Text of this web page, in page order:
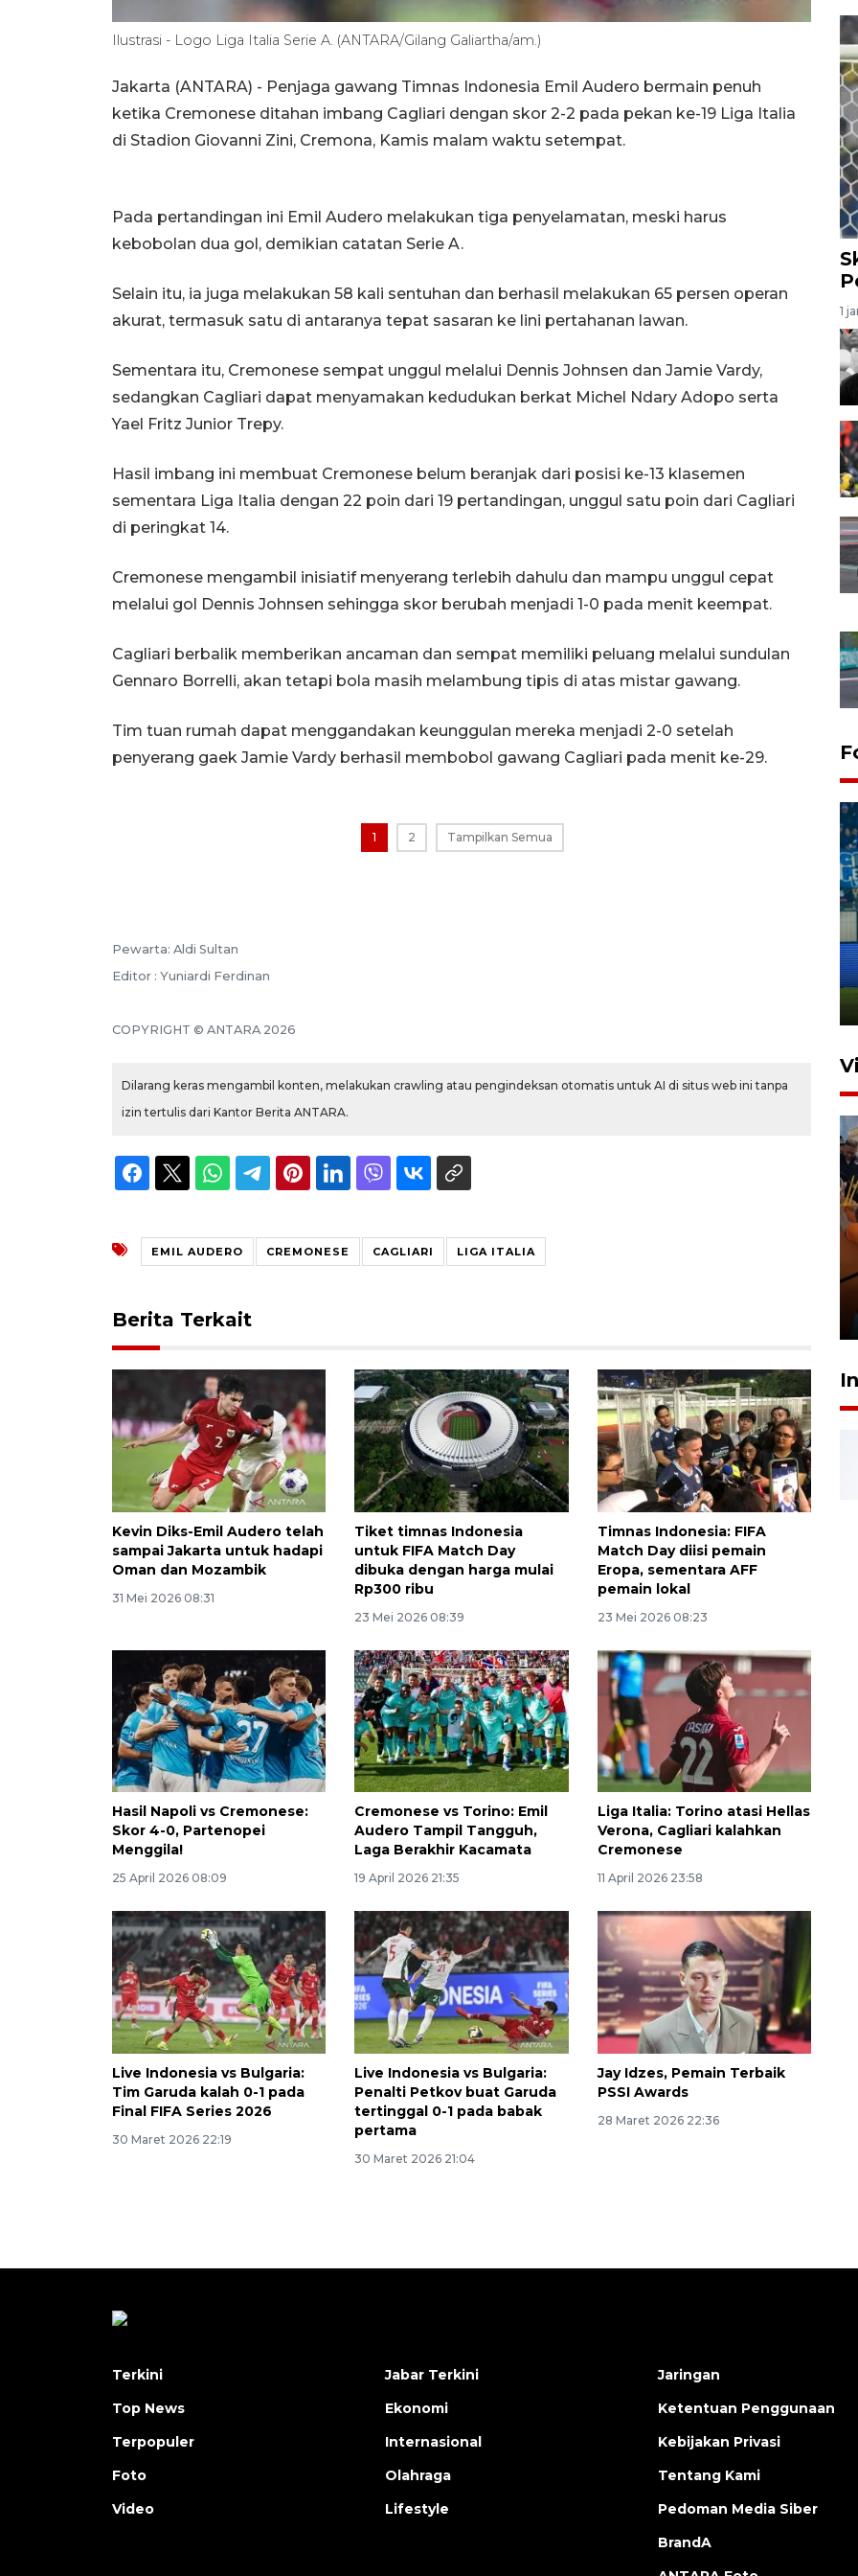
Ilustrasi - Logo Liga Italia Serie A. (ANTARA/Gilang Galiartha/am.)
Jakarta (ANTARA) - Penjaga gawang Timnas Indonesia Emil Audero bermain penuh
ketika Cremonese ditahan imbang Cagliari dengan skor 2-2 pada pekan ke-19 Liga Italia
di Stadion Giovanni Zini, Cremona, Kamis malam waktu setempat.
Pada pertandingan ini Emil Audero melakukan tiga penyelamatan, meski harus
kebobolan dua gol, demikian catatan Serie A.
Selain itu, ia juga melakukan 58 kali sentuhan dan berhasil melakukan 65 persen operan
akurat, termasuk satu di antaranya tepat sasaran ke lini pertahanan lawan.
Sementara itu, Cremonese sempat unggul melalui Dennis Johnsen dan Jamie Vardy,
sedangkan Cagliari dapat menyamakan kedudukan berkat Michel Ndary Adopo serta
Yael Fritz Junior Trepy.
Hasil imbang ini membuat Cremonese belum beranjak dari posisi ke-13 klasemen
sementara Liga Italia dengan 22 poin dari 19 pertandingan, unggul satu poin dari Cagliari
di peringkat 14.
Cremonese mengambil inisiatif menyerang terlebih dahulu dan mampu unggul cepat
melalui gol Dennis Johnsen sehingga skor berubah menjadi 1-0 pada menit keempat.
Cagliari berbalik memberikan ancaman dan sempat memiliki peluang melalui sundulan
Gennaro Borrelli, akan tetapi bola masih melambung tipis di atas mistar gawang.
Tim tuan rumah dapat menggandakan keunggulan mereka menjadi 2-0 setelah
penyerang gaek Jamie Vardy berhasil membobol gawang Cagliari pada menit ke-29.
1 2 Tampilkan Semua
Pewarta: Aldi Sultan
Editor : Yuniardi Ferdinan
COPYRIGHT © ANTARA 2026
Dilarang keras mengambil konten, melakukan crawling atau pengindeksan otomatis untuk AI di situs web ini tanpa
izin tertulis dari Kantor Berita ANTARA.
EMIL AUDERO CREMONESE CAGLIARI LIGA ITALIA
Berita Terkait
Kevin Diks-Emil Audero telah
sampai Jakarta untuk hadapi
Oman dan Mozambik
31 Mei 2026 08:31
Tiket timnas Indonesia
untuk FIFA Match Day
dibuka dengan harga mulai
Rp300 ribu
23 Mei 2026 08:39
Timnas Indonesia: FIFA
Match Day diisi pemain
Eropa, sementara AFF
pemain lokal
23 Mei 2026 08:23
Hasil Napoli vs Cremonese:
Skor 4-0, Partenopei
Menggila!
25 April 2026 08:09
Cremonese vs Torino: Emil
Audero Tampil Tangguh,
Laga Berakhir Kacamata
19 April 2026 21:35
Liga Italia: Torino atasi Hellas
Verona, Cagliari kalahkan
Cremonese
11 April 2026 23:58
Live Indonesia vs Bulgaria:
Tim Garuda kalah 0-1 pada
Final FIFA Series 2026
30 Maret 2026 22:19
Live Indonesia vs Bulgaria:
Penalti Petkov buat Garuda
tertinggal 0-1 pada babak
pertama
30 Maret 2026 21:04
Jay Idzes, Pemain Terbaik
PSSI Awards
28 Maret 2026 22:36
1
Taklukkan DPMM FC, Persib
amankan tiket semifinal Piala
160 ribu sambungan baru
jaringan gas 2026
2026-08-07 18:00:00
Terkini
Top News
Terpopuler
Foto
Video
Jabar Terkini
Ekonomi
Internasional
Olahraga
Lifestyle
Jaringan
Ketentuan Penggunaan
Kebijakan Privasi
Tentang Kami
Pedoman Media Siber
BrandA